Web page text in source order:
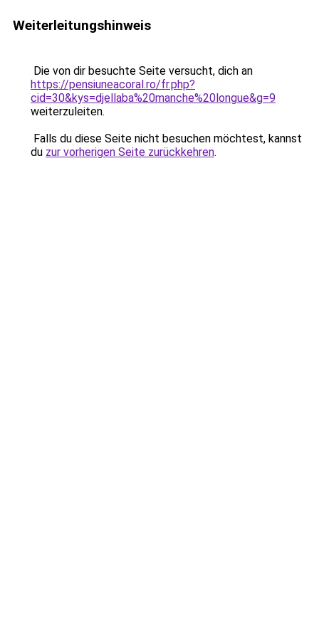
Weiterleitungshinweis
Die von dir besuchte Seite versucht, dich an
https://pensiuneacoral.ro/fr.php?
cid=30&kys=djellaba%20manche%20longue&g=9
weiterzuleiten.
Falls du diese Seite nicht besuchen möchtest, kannst
du zur vorherigen Seite zurückkehren.